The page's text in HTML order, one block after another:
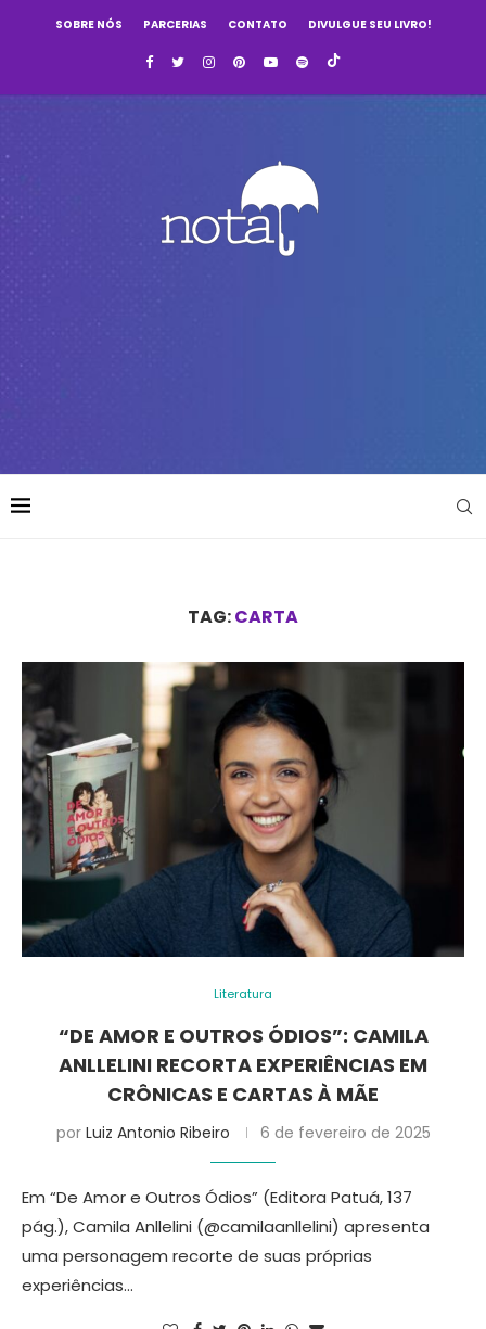
SOBRE NÓS PARCERIAS CONTATO DIVULGUE SEU LIVRO!
TAG:CARTA
Literatura
“DE AMOR E OUTROS ÓDIOS”: CAMILA
ANLLELINI RECORTA EXPERIÊNCIAS EM
CRÔNICAS E CARTAS À MÃE
por Luiz Antonio Ribeiro 6 de fevereiro de 2025
Em “De Amor e Outros Ódios” (Editora Patuá, 137
pág.), Camila Anllelini (@camilaanllelini) apresenta
uma personagem recorte de suas próprias
experiências…